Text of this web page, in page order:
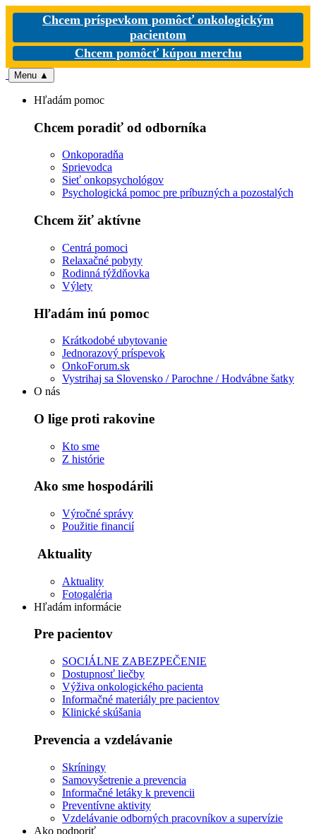
Chcem príspevkom pomôcť onkologickým
pacientom
Chcem pomôcť kúpou merchu
Menu ▲
Hľadám pomoc
Chcem poradiť od odborníka
Onkoporadňa
Sprievodca
Sieť onkopsychológov
Psychologická pomoc pre príbuzných a pozostalých
Chcem žiť aktívne
Centrá pomoci
Relaxačné pobyty
Rodinná týždňovka
Výlety
Hľadám inú pomoc
Krátkodobé ubytovanie
Jednorazový príspevok
OnkoForum.sk
Vystrihaj sa Slovensko / Parochne / Hodvábne šatky
O nás
O lige proti rakovine
Kto sme
Z histórie
Ako sme hospodárili
Výročné správy
Použitie financií
Aktuality
Aktuality
Fotogaléria
Hľadám informácie
Pre pacientov
SOCIÁLNE ZABEZPEČENIE
Dostupnosť liečby
Výživa onkologického pacienta
Informačné materiály pre pacientov
Klinické skúšania
Prevencia a vzdelávanie
Skríningy
Samovyšetrenie a prevencia
Informačné letáky k prevencii
Preventívne aktivity
Vzdelávanie odborných pracovníkov a supervízie
Ako podporiť